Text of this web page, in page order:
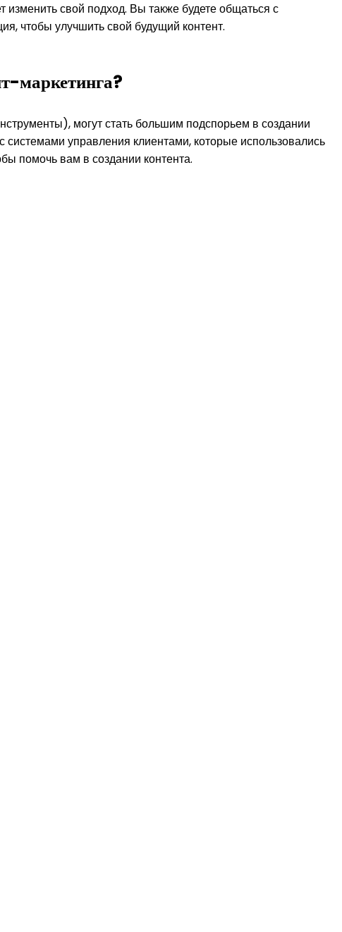
свой подход. Вы также будете общаться с
чтобы улучшить свой будущий контент.
маркетинга?
могут стать большим подспорьем в создании
управления клиентами, которые использовались
помочь вам в создании контента.